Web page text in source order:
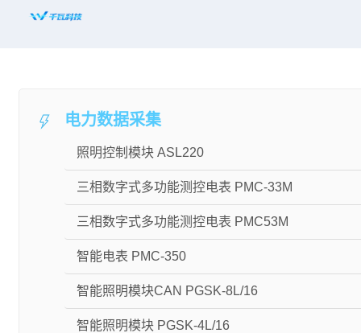
新闻资讯
适配设备
知名案例
合作共赢
电力数据采集
照明控制模块 ASL220
三相数字式多功能测控电表 PMC-33M
三相数字式多功能测控电表 PMC53M
智能电表 PMC-350
智能照明模块CAN PGSK-8L/16
智能照明模块 PGSK-4L/16